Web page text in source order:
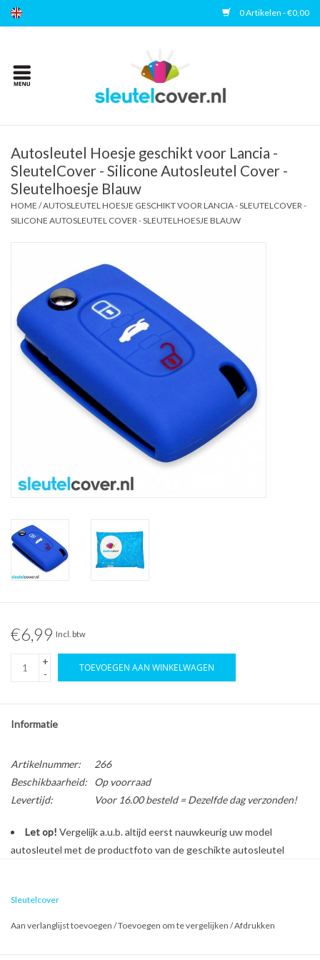
0 Artikelen - €0,00
Home
Accessoires
Veelgestelde vragen
Autosleutel Hoesje geschikt voor Lancia -
SleutelCover - Silicone Autosleutel Cover -
Sleutelhoesje Blauw
HOME /AUTOSLEUTEL HOESJE GESCHIKT VOOR LANCIA - SLEUTELCOVER -
SILICONE AUTOSLEUTEL COVER - SLEUTELHOESJE BLAUW
€6,99 Incl. btw
+
-
TOEVOEGEN AAN WINKELWAGEN
Informatie
Artikelnummer:
266
Beschikbaarheid:
Op voorraad
Levertijd:
Voor 16.00 besteld = Dezelfde dag verzonden!
Let op! Vergelijk a.u.b. altijd eerst nauwkeurig uw model
autosleutel met de productfoto van de geschikte autosleutel
Sleutelcover
Aan verlanglijst toevoegen /Toevoegen om te vergelijken /Afdrukken